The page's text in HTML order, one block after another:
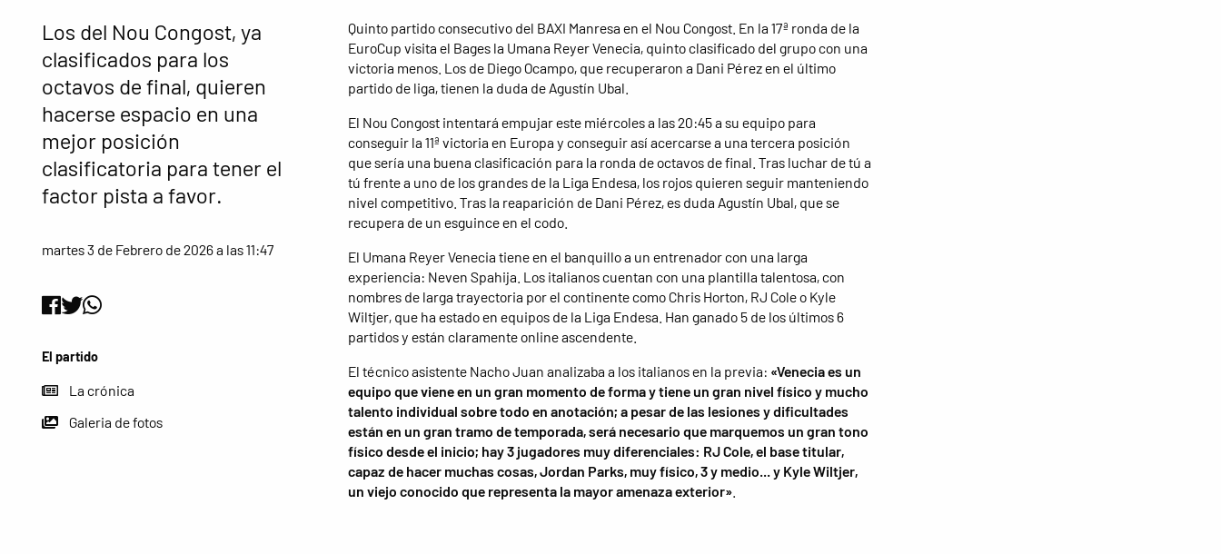
Los del Nou Congost, ya
clasificados para los
octavos de final, quieren
hacerse espacio en una
mejor posición
clasificatoria para tener el
factor pista a favor.
martes 3 de Febrero de 2026 a las 11:47
El partido
La crónica
Galeria de fotos
Quinto partido consecutivo del BAXI Manresa en el Nou Congost. En la 17ª ronda de la
EuroCup visita el Bages la Umana Reyer Venecia, quinto clasificado del grupo con una
victoria menos. Los de Diego Ocampo, que recuperaron a Dani Pérez en el último
partido de liga, tienen la duda de Agustín Ubal.
El Nou Congost intentará empujar este miércoles a las 20:45 a su equipo para
conseguir la 11ª victoria en Europa y conseguir así acercarse a una tercera posición
que sería una buena clasificación para la ronda de octavos de final. Tras luchar de tú a
tú frente a uno de los grandes de la Liga Endesa, los rojos quieren seguir manteniendo
nivel competitivo. Tras la reaparición de Dani Pérez, es duda Agustín Ubal, que se
recupera de un esguince en el codo.
El Umana Reyer Venecia tiene en el banquillo a un entrenador con una larga
experiencia: Neven Spahija. Los italianos cuentan con una plantilla talentosa, con
nombres de larga trayectoria por el continente como Chris Horton, RJ Cole o Kyle
Wiltjer, que ha estado en equipos de la Liga Endesa. Han ganado 5 de los últimos 6
partidos y están claramente online ascendente.
El técnico asistente Nacho Juan analizaba a los italianos en la previa: «Venecia es un
equipo que viene en un gran momento de forma y tiene un gran nivel físico y mucho
talento individual sobre todo en anotación; a pesar de las lesiones y dificultades
están en un gran tramo de temporada, será necesario que marquemos un gran tono
físico desde el inicio; hay 3 jugadores muy diferenciales: RJ Cole, el base titular,
capaz de hacer muchas cosas, Jordan Parks, muy físico, 3 y medio... y Kyle Wiltjer,
un viejo conocido que representa la mayor amenaza exterior».